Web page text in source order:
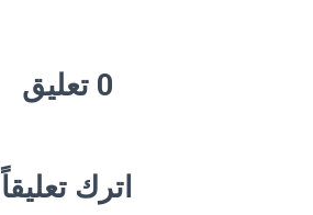
0 تعليق
اترك تعليقاً